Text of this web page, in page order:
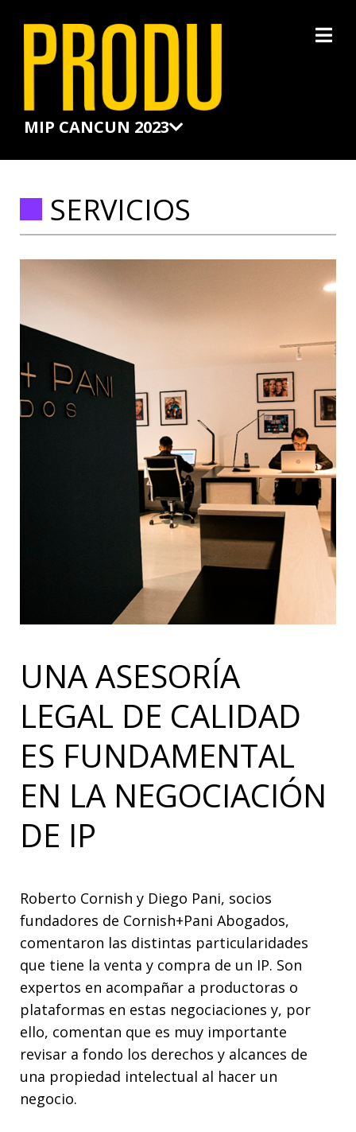
MIP CANCUN 2023
×
SERVICIOS
UNA ASESORÍA
LEGAL DE CALIDAD
ES FUNDAMENTAL
EN LA NEGOCIACIÓN
DE IP
Roberto Cornish y Diego Pani, socios
fundadores de Cornish+Pani Abogados,
comentaron las distintas particularidades
que tiene la venta y compra de un IP. Son
expertos en acompañar a productoras o
plataformas en estas negociaciones y, por
ello, comentan que es muy importante
revisar a fondo los derechos y alcances de
una propiedad intelectual al hacer un
negocio.